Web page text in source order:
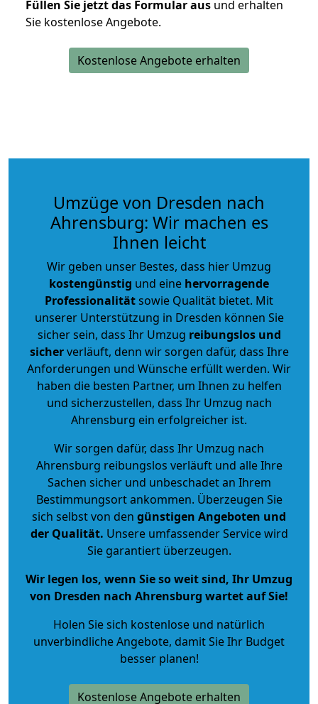
Füllen Sie jetzt das Formular aus und erhalten
Sie kostenlose Angebote.
Kostenlose Angebote erhalten
Umzüge von Dresden nach
Ahrensburg: Wir machen es
Ihnen leicht
Wir geben unser Bestes, dass hier Umzug
kostengünstig und eine hervorragende
Professionalitätsowie Qualität bietet. Mit
unserer Unterstützung in Dresden können Sie
sicher sein, dass Ihr Umzug reibungslos und
sicherverläuft, denn wir sorgen dafür, dass Ihre
Anforderungen und Wünsche erfüllt werden. Wir
haben die besten Partner, um Ihnen zu helfen
und sicherzustellen, dass Ihr Umzug nach
Ahrensburg ein erfolgreicher ist.
Wir sorgen dafür, dass Ihr Umzug nach
Ahrensburg reibungslos verläuft und alle Ihre
Sachen sicher und unbeschadet an Ihrem
Bestimmungsort ankommen. Überzeugen Sie
sich selbst von den günstigen Angeboten und
der Qualität. Unsere umfassender Service wird
Sie garantiert überzeugen.
Wir legen los, wenn Sie so weit sind, Ihr Umzug
von Dresden nach Ahrensburg wartet auf Sie!
Holen Sie sich kostenlose und natürlich
unverbindliche Angebote, damit Sie Ihr Budget
besser planen!
Kostenlose Angebote erhalten